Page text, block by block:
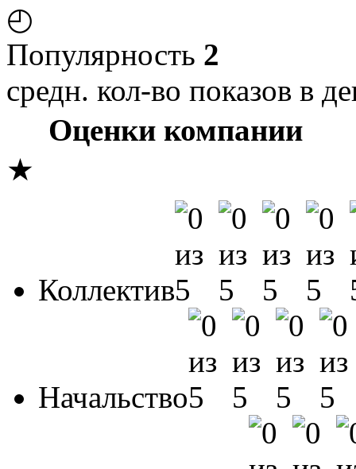
◴
Популярность 2
средн. кол-во показов в
Оценки компании
★
Коллектив
Начальство